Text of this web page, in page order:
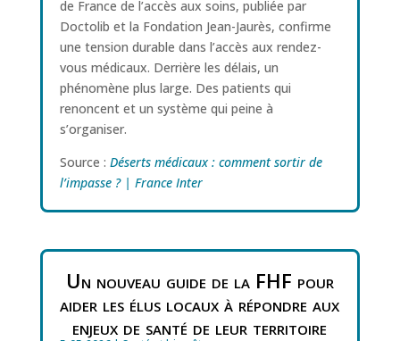
de France de l’accès aux soins, publiée par
Doctolib et la Fondation Jean-Jaurès, confirme
une tension durable dans l’accès aux rendez-
vous médicaux. Derrière les délais, un
phénomène plus large. Des patients qui
renoncent et un système qui peine à
s’organiser.
Source : Déserts médicaux : comment sortir de
l’impasse ? | France Inter
Un nouveau guide de la FHF pour
aider les élus locaux à répondre aux
enjeux de santé de leur territoire